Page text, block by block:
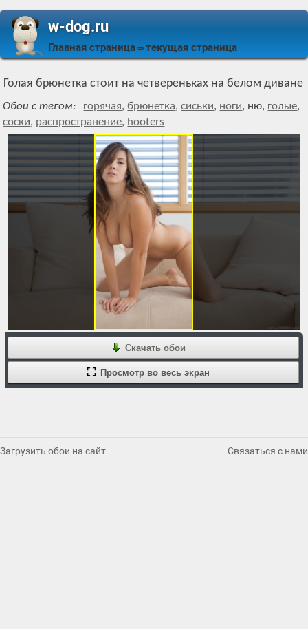
w-dog.ru
Главная страница ⇒ текущая страница
Голая брюнетка стоит на четвереньках на белом диване
Обои с тегом: горячая,брюнетка,сиськи, ноги, ню, голые,
соски, распространение, hooters
Скачать обои
Просмотр во весь экран
Загрузить обои на сайт Связаться с нами